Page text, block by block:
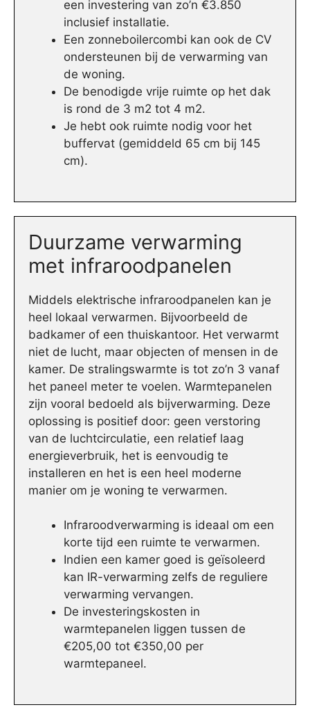
een investering van zo’n €3.850
inclusief installatie.
Een zonneboilercombi kan ook de CV
ondersteunen bij de verwarming van
de woning.
De benodigde vrije ruimte op het dak
is rond de 3 m2 tot 4 m2.
Je hebt ook ruimte nodig voor het
buffervat (gemiddeld 65 cm bij 145
cm).
Duurzame verwarming
met infraroodpanelen
Middels elektrische infraroodpanelen kan je
heel lokaal verwarmen. Bijvoorbeeld de
badkamer of een thuiskantoor. Het verwarmt
niet de lucht, maar objecten of mensen in de
kamer. De stralingswarmte is tot zo’n 3 vanaf
het paneel meter te voelen. Warmtepanelen
zijn vooral bedoeld als bijverwarming. Deze
oplossing is positief door: geen verstoring
van de luchtcirculatie, een relatief laag
energieverbruik, het is eenvoudig te
installeren en het is een heel moderne
manier om je woning te verwarmen.
Infraroodverwarming is ideaal om een
korte tijd een ruimte te verwarmen.
Indien een kamer goed is geïsoleerd
kan IR-verwarming zelfs de reguliere
verwarming vervangen.
De investeringskosten in
warmtepanelen liggen tussen de
€205,00 tot €350,00 per
warmtepaneel.